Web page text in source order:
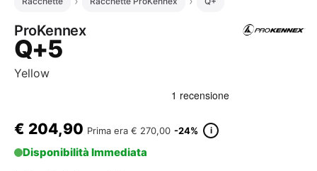
ProKennex
Q+5
Yellow
€ 204,90 Prima era € 270,00 -24% i
Disponibilità Immediata